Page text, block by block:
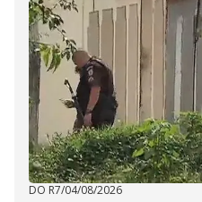
DO R7/04/08/2026